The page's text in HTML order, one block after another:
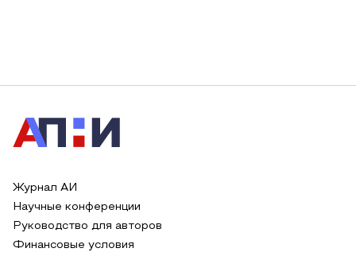
Журнал АИ
Научные конференции
Руководство для авторов
Финансовые условия